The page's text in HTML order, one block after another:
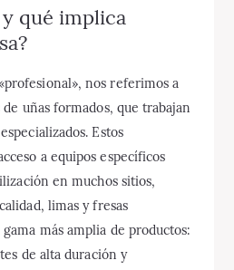
qué implica
nos referimos a
uñas formados, que trabajan
Estos
a equipos específicos
en muchos sitios,
limas y fresas
más amplia de productos:
de alta duración y